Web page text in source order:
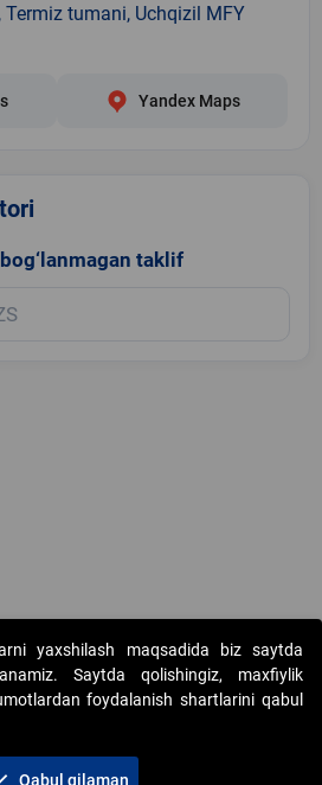
tumani, Uchqizil MFY
Yandex Maps
taklif
onlayn-auksionlarni tashkil etish"
yaxshilash maqsadida biz saytda
Saytda qolishingiz, maxfiylik
foydalanish shartlarini qabul
Qabul qilaman